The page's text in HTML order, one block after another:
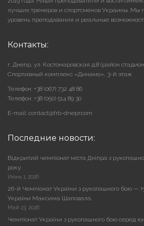
лучших тренеров и спортсменов Украины. Мы
уровень преподавания и реальные
Контакты:
г. Днепр, ул. Костомаровская д.8 (район
Cпортивный комплекс «Динамо», 3-й этаж
Телефон: +38 (067) 732 48 86
Телефон: +38 (050) 514 89 30
E-mail: contact@frb-dnepr.com
Последние новости:
Відкритий чемпіонат міста Дніпра з
року.
Июнь 1, 2026
26-й Чемпіонат України з рукопашного бою —
України Максима Шаповала.
Май 23, 2026
Чемпіонат України з рукопашного бою серед